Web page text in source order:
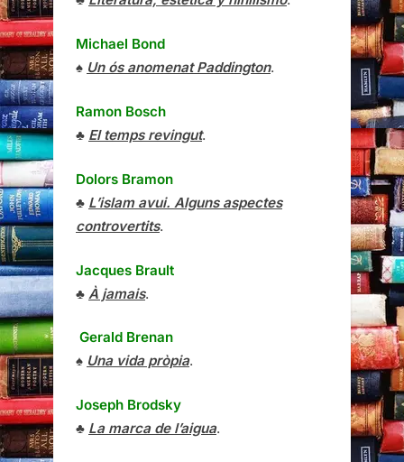
Michael Bond
♠ Un ós anomenat Paddington.
Ramon Bosch
♣ El temps revingut.
Dolors Bramon
♣ L’islam avui. Alguns aspectes
controvertits.
Jacques Brault
♣ À jamais.
Gerald Brenan
♠ Una vida pròpia.
Joseph Brodsky
♣ La marca de l’aigua.